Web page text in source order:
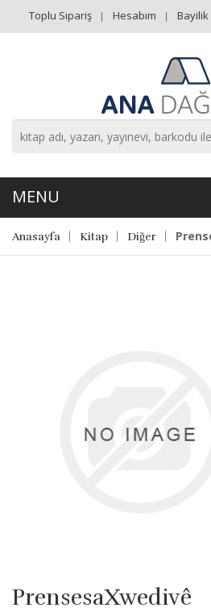
Toplu Sipariş Hesabım
Anasayfa Kitap Diğer
PrensesaXwedivê